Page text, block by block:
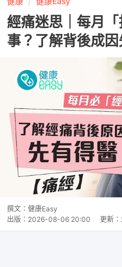
經痛迷思｜每月
事？了解背後成因
撰文： 健康Easy
出版： 2026-08-06 20:00 更新：